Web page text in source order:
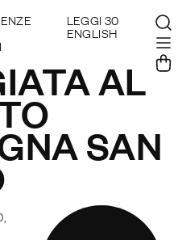
LEGGI 30
ENGLISH
AL
SAN